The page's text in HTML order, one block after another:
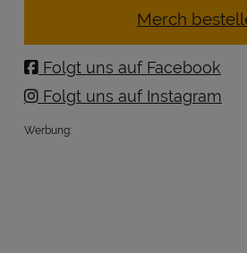
Merch
Folgt uns auf Facebook
Folgt uns auf Instagram
Werbung: